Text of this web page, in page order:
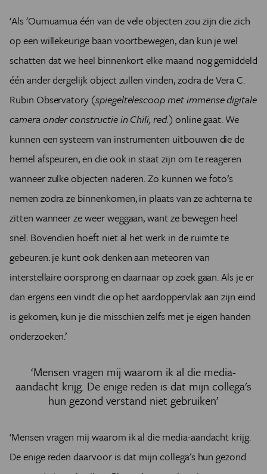
‘Als 'Oumuamua één van de vele objecten zou zijn die zich
op een willekeurige baan voortbewegen, dan kun je wel
schatten dat we heel binnenkort elke maand nog gemiddeld
één ander dergelijk object zullen vinden, zodra de Vera C.
Rubin Observatory (spiegeltelescoop met immense digitale
camera onder constructie in Chili, red.) online gaat. We
kunnen een systeem van instrumenten uitbouwen die de
hemel afspeuren, en die ook in staat zijn om te reageren
wanneer zulke objecten naderen. Zo kunnen we foto’s
nemen zodra ze binnenkomen, in plaats van ze achterna te
zitten wanneer ze weer weggaan, want ze bewegen heel
snel. Bovendien hoeft niet al het werk in de ruimte te
gebeuren: je kunt ook denken aan meteoren van
interstellaire oorsprong en daarnaar op zoek gaan. Als je er
dan ergens een vindt die op het aardoppervlak aan zijn eind
is gekomen, kun je die misschien zelfs met je eigen handen
onderzoeken.’
‘Mensen vragen mij waarom ik al die media-
aandacht krijg. De enige reden is dat mijn collega's
hun gezond verstand niet gebruiken’
‘Mensen vragen mij waarom ik al die media-aandacht krijg.
De enige reden daarvoor is dat mijn collega's hun gezond